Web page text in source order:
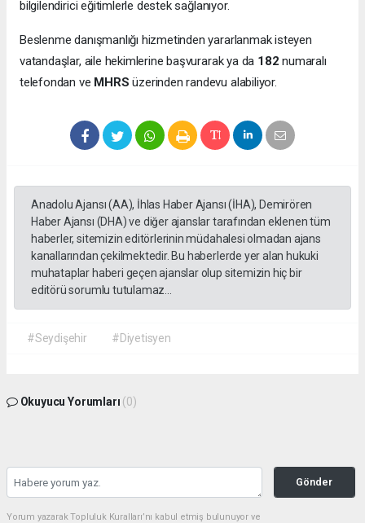
bilgilendirici eğitimlerle destek sağlanıyor.
Beslenme danışmanlığı hizmetinden yararlanmak isteyen
vatandaşlar, aile hekimlerine başvurarak ya da 182 numaralı
telefondan ve MHRS üzerinden randevu alabiliyor.
Anadolu Ajansı (AA), İhlas Haber Ajansı (İHA), Demirören
Haber Ajansı (DHA) ve diğer ajanslar tarafından eklenen tüm
haberler, sitemizin editörlerinin müdahalesi olmadan ajans
kanallarından çekilmektedir. Bu haberlerde yer alan hukuki
muhataplar haberi geçen ajanslar olup sitemizin hiç bir
editörü sorumlu tutulamaz...
#Seydişehir #Diyetisyen
Okuyucu Yorumları (0)
Gönder
Yorum yazarak Topluluk Kuralları’nı kabul etmiş bulunuyor ve